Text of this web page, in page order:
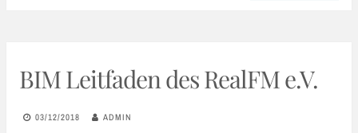
BIM Leitfaden des RealFM e.V.
03/12/2018 ADMIN